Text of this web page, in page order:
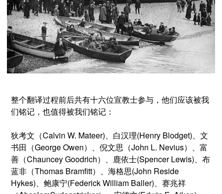
整个翻译过程前后共有十六位宣教士参与，他们应该被我
们铭记，也值得被我们铭记：
狄考文（Calvin W. Mateer)、白汉理(Henry Blodget)、文
书田（George Owen）、倪文思（John L. Nevius）、富
善（Chauncey Goodrich）、鹿依士(Spencer Lewis)、布
蓝非（Thomas Bramfitt）、海格思(John Reside
Hykes)、鲍康宁(Federick William Baller)、赛兆祥